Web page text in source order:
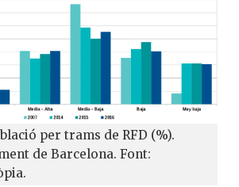
per trams de RFD (%).
de Barcelona. Font: